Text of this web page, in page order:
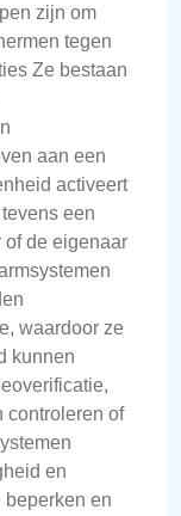
zijn om
tegen
Ze bestaan
aan een
activeert
een
of de eigenaar
waardoor ze
kunnen
controleren of
en
beperken en